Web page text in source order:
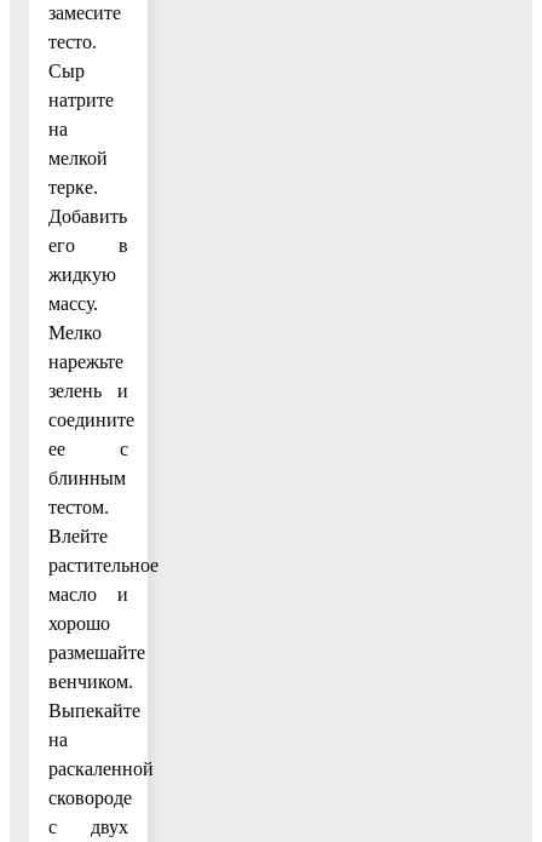
замесите
тесто.
Сыр
натрите
на
мелкой
терке.
Добавить
его в
жидкую
массу.
Мелко
нарежьте
зелень и
соедините
ее с
блинным
тестом.
Влейте
растительное
масло и
хорошо
размешайте
венчиком.
Выпекайте
на
раскаленной
сковороде
с двух